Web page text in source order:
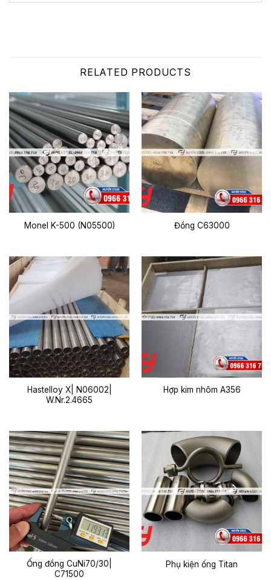
RELATED PRODUCTS
Monel K-500 (N05500) Đồng C63000
Hastelloy X| N06002|
W.Nr.2.4665
Hợp kim nhôm A356
Ống đồng CuNi70/30|
C71500
Phụ kiện ống Titan